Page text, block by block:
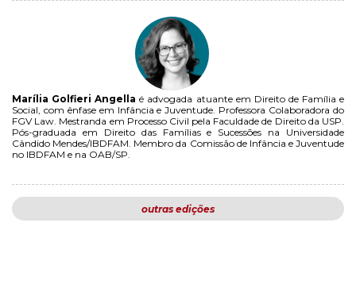
Marília Golfieri Angella é advogada atuante em Direito de Família e
Social, com ênfase em Infância e Juventude. Professora Colaboradora do
FGV Law. Mestranda em Processo Civil pela Faculdade de Direito da USP.
Pós-graduada em Direito das Famílias e Sucessões na Universidade
Cândido Mendes/IBDFAM. Membro da Comissão de Infância e Juventude
no IBDFAM e na OAB/SP.
outras edições